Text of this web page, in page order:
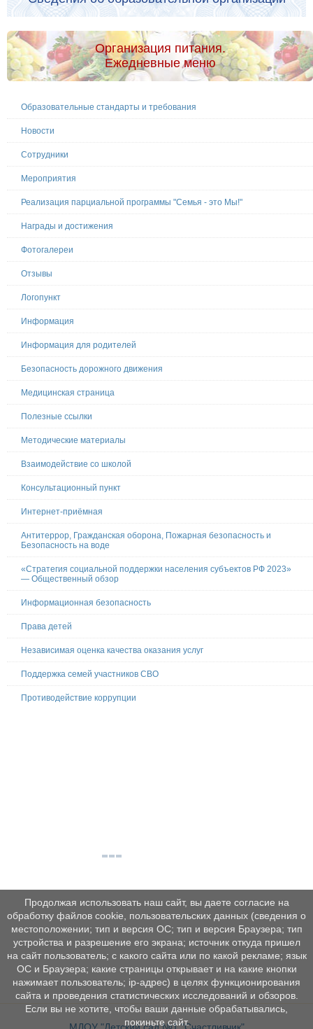
Организация питания.
Ежедневные меню
Образовательные стандарты и требования
Новости
Сотрудники
Мероприятия
Реализация парциальной программы "Семья - это Мы!"
Награды и достижения
Фотогалереи
Отзывы
Логопункт
Информация
Информация для родителей
Безопасность дорожного движения
Медицинская страница
Полезные ссылки
Методические материалы
Взаимодействие со школой
Консультационный пункт
Интернет-приёмная
Антитеррор, Гражданская оборона, Пожарная безопасность и
Безопасность на воде
«Стратегия социальной поддержки населения субъектов РФ 2023»
— Общественный обзор
Информационная безопасность
Права детей
Независимая оценка качества оказания услуг
Поддержка семей участников СВО
Противодействие коррупции
МДОУ "Детский сад №1 "Счастливчик"
Продолжая использовать наш сайт, вы даете согласие на
обработку файлов cookie, пользовательских данных (сведения о
местоположении; тип и версия ОС; тип и версия Браузера; тип
устройства и разрешение его экрана; источник откуда пришел
на сайт пользователь; с какого сайта или по какой рекламе; язык
ОС и Браузера; какие страницы открывает и на какие кнопки
нажимает пользователь; ip-адрес) в целях функционирования
сайта и проведения статистических исследований и обзоров.
Если вы не хотите, чтобы ваши данные обрабатывались,
покиньте сайт.